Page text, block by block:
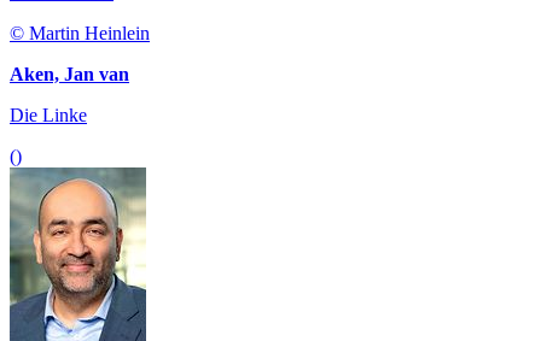
© Martin Heinlein
Aken, Jan van
Die Linke
()